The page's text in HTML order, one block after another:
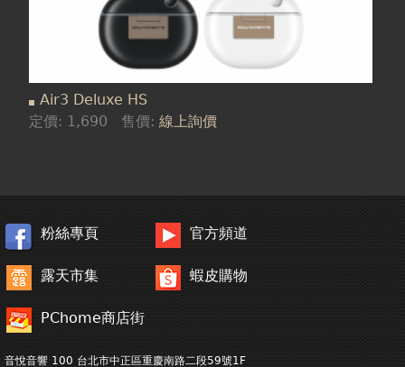
Air3 Deluxe HS
定價: 1,690 售價:線上詢價
粉絲專頁 官方頻道
露天市集 蝦皮購物
PChome商店街
音悅音響 100 台北市中正區重慶南路二段59號1F